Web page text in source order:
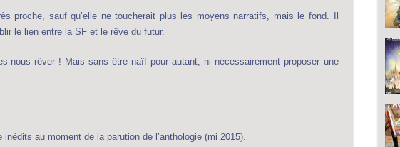
proche, sauf qu’elle ne toucherait plus les moyens narratifs, mais le fond. Il
le lien entre la SF et le rêve du futur.
nous rêver ! Mais sans être naïf pour autant, ni nécessairement proposer une
au moment de la parution de l’anthologie (mi 2015).